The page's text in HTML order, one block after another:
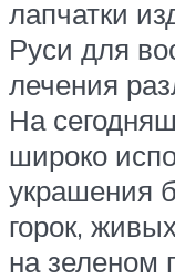
лапчатки
Руси для
лечения
На
широко
украшения
горок,
на зеленом